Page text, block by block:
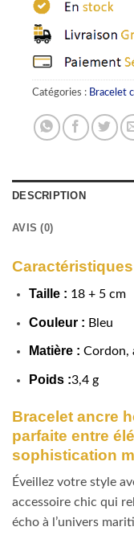
Catégories : Bracelet
DESCRIPTION
AVIS (0)
Caractéristiques
Taille : 18 + 5 cm
Couleur : Bleu
Matière : Cordon,
Poids :3,4 g
Bracelet ancre
parfaite entre
sophistication
Éveillez votre style
accessoire chic qui
écho à l’univers